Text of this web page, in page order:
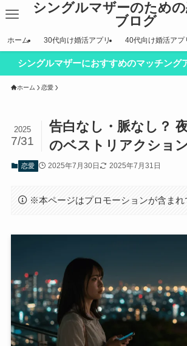
シングルマザーのため
ブログ
ホーム 30代向け婚活アプリ 40代向け婚活アプ
シングルマザーにおすすめのマッチング
ホーム 恋愛
告白なし・脈なし？
のベストリアクショ
2025
7/31
恋愛 2025年7月30日 2025年7月31日
※本ページはプロモーションが含まれ